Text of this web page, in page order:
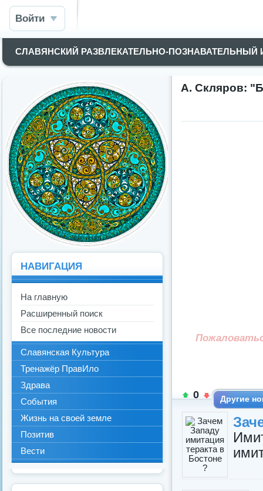
Войти
СЛАВЯНСКИЙ РАЗВЛЕКАТЕЛЬНО-
А. Скляров:
0 Другие
НАВИГАЦИЯ
На главную
Расширенный поиск
Все последние новости
Славянская Культура
Тренажёр ПравИло
Здрава
События
Жизнь на своей земле
Позитив
Вести